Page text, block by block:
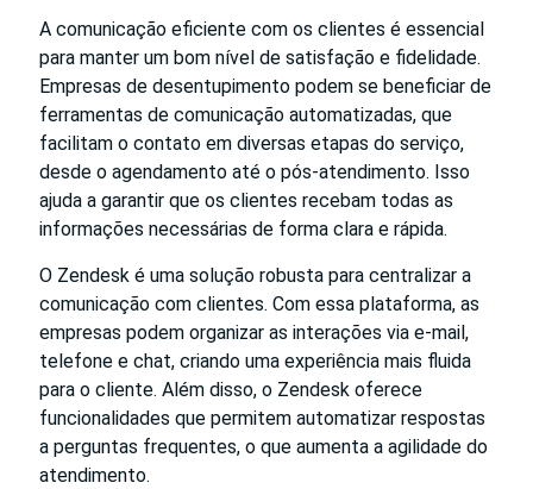
A comunicação eficiente com os clientes é essencial
para manter um bom nível de satisfação e fidelidade.
Empresas de desentupimento podem se beneficiar de
ferramentas de comunicação automatizadas, que
facilitam o contato em diversas etapas do serviço,
desde o agendamento até o pós-atendimento. Isso
ajuda a garantir que os clientes recebam todas as
informações necessárias de forma clara e rápida.
O Zendesk é uma solução robusta para centralizar a
comunicação com clientes. Com essa plataforma, as
empresas podem organizar as interações via e-mail,
telefone e chat, criando uma experiência mais fluida
para o cliente. Além disso, o Zendesk oferece
funcionalidades que permitem automatizar respostas
a perguntas frequentes, o que aumenta a agilidade do
atendimento.